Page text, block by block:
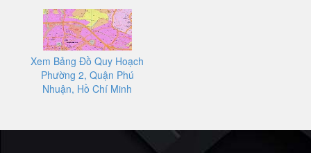
Xem Bảng Đồ Quy Hoạch
Phường 2, Quận Phú
Nhuận, Hồ Chí Minh